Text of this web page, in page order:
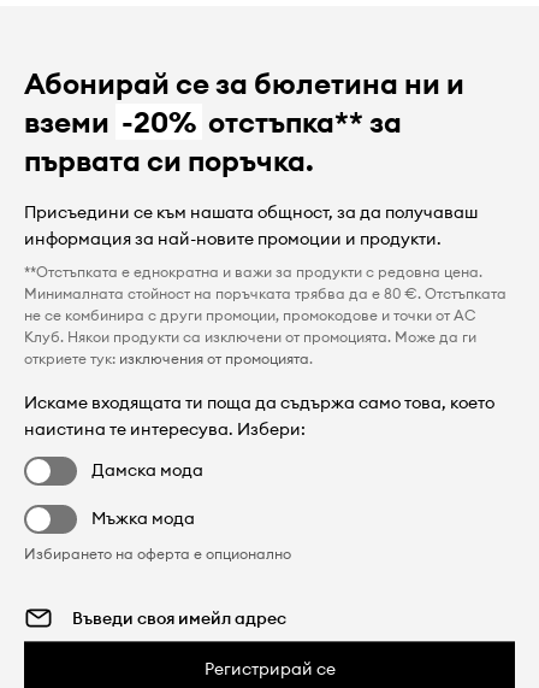
Абонирай се за бюлетина ни и
вземи -20% отстъпка** за
първата си поръчка.
Присъедини се към нашата общност, за да получаваш
информация за най-новите промоции и продукти.
**Отстъпката е еднократна и важи за продукти с редовна цена.
Минималната стойност на поръчката трябва да е 80 €. Отстъпката
не се комбинира с други промоции, промокодове и точки от AC
Клуб. Някои продукти са изключени от промоцията. Може да ги
откриете тук: изключения от промоцията.
Искаме входящата ти поща да съдържа само това, което
наистина те интересува. Избери:
Дамска мода
Мъжка мода
Избирането на оферта е опционално
Регистрирай се